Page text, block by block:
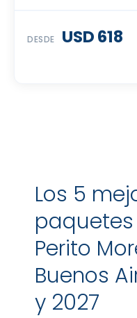
DESDE USD 618
Los 5
Perito
Buenos
y 2027